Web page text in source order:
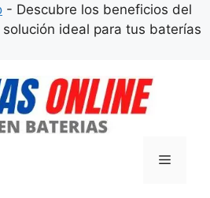
- Descubre los beneficios del
ideal para tus baterías
Menú